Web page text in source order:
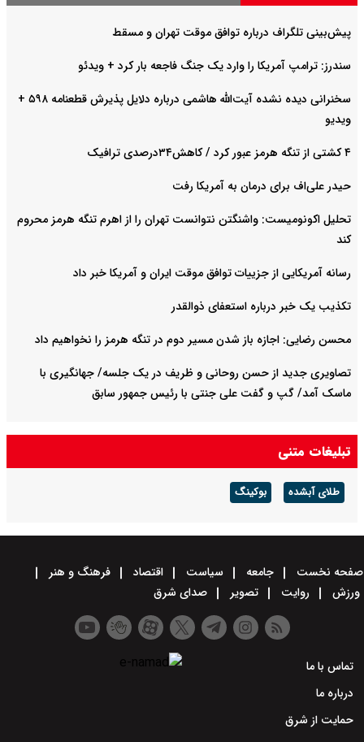
پیش‌بینی تلگراف درباره توافق موقت تهران و مسقط
سندرز: ترامپ آمریکا را وارد یک جنگ فاجعه بار کرد + ویدئو
سخنرانی دیده نشده آیت‌الله هاشمی درباره دلایل پذیرش قطعنامه ۵۹۸ +
ویدیو
۴ کشتی از تنگه هرمز عبور کرد / کاهش۳۴درصدی ترافیک
حیدر علی‌اف برای درمان به آمریکا رفت
تحلیل اکونومیست: واشنگتن نتوانست تهران را از اهرم تنگه هرمز محروم
کند
رسانه آمریکایی از جزییات توافق موقت ایران و آمریکا خبر داد
تکذیب یک خبر درباره استعفای ذوالقدر
محسن رضایی: اجازه باز شدن مسیر دوم در تنگه هرمز را نخواهیم داد
تصاویری جدید از حسن روحانی و ظریف در یک جلسه/ جهانگیری با
ماسک آمد/ گپ و گفت علی جنتی با رئیس جمهور سابق
تبلیغات متنی
طلای آبشده بوکینگ
صفحه نخست جامعه سیاست اقتصاد
فرهنگ و هنر
ورزش
روایت تصویر صدای شرق
تماس با ما
درباره ما
حمایت از شرق